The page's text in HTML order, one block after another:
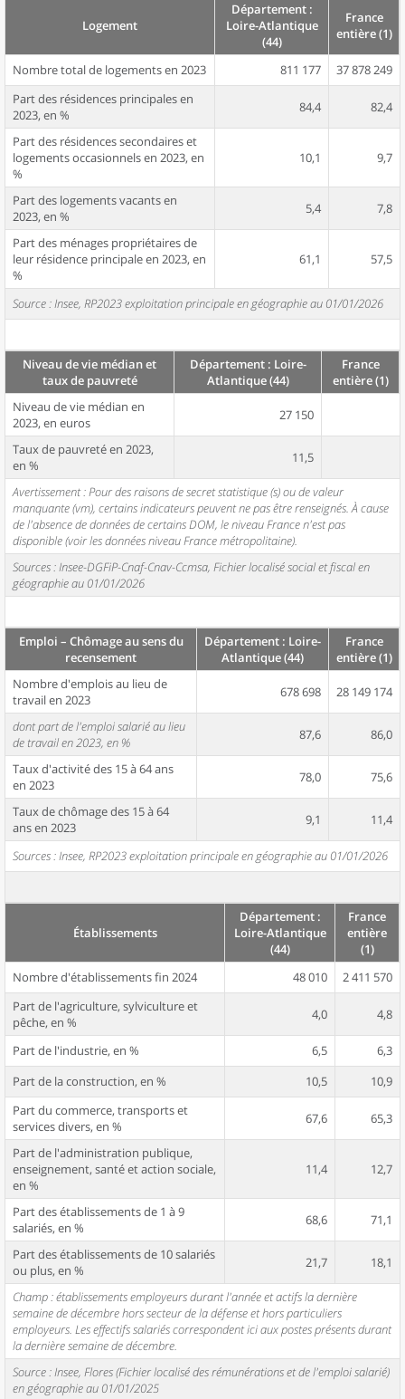
Logement
Département :
Loire-Atlantique
(44)
France
entière (1)
Nombre total de logements en 2023 811 177
37 878 249
Part des résidences principales en
2023, en %
84,4 82,4
Part des résidences secondaires et
logements occasionnels en 2023, en
%
10,1 9,7
Part des logements vacants en
2023, en %
5,4 7,8
Part des ménages propriétaires de
leur résidence principale en 2023, en
%
61,1 57,5
Source : Insee, RP2023 exploitation principale en géographie au 01/01/2026
Niveau de vie médian et
taux de pauvreté
Département : Loire-
Atlantique (44)
France
entière (1)
Niveau de vie médian en
2023, en euros
27 150
Taux de pauvreté en 2023,
en %
11,5
Avertissement : Pour des raisons de secret statistique (s) ou de valeur
manquante (vm), certains indicateurs peuvent ne pas être renseignés. À cause
de l'absence de données de certains DOM, le niveau France n'est pas
disponible (voir les données niveau France métropolitaine).
Sources : Insee-DGFiP-Cnaf-Cnav-Ccmsa, Fichier localisé social et fiscal en
géographie au 01/01/2026
Emploi – Chômage au sens du
recensement
Département : Loire-
Atlantique (44)
France
entière (1)
Nombre d'emplois au lieu de
travail en 2023
678 698 28 149 174
dont part de l'emploi salarié au lieu
de travail en 2023, en %
87,6 86,0
Taux d'activité des 15 à 64 ans
en 2023
78,0 75,6
Taux de chômage des 15 à 64
ans en 2023
9,1 11,4
Sources : Insee, RP2023 exploitation principale en géographie au 01/01/2026
Établissements
Département :
Loire-Atlantique
(44)
France
entière
(1)
Nombre d'établissements fin 2024
48 010
2 411 570
Part de l'agriculture, sylviculture et
pêche, en %
4,0 4,8
Part de l'industrie, en % 6,5
6,3
Part de la construction, en %
10,5
10,9
Part du commerce, transports et
services divers, en %
67,6 65,3
Part de l'administration publique,
enseignement, santé et action sociale,
en %
11,4 12,7
Part des établissements de 1 à 9
salariés, en %
68,6 71,1
Part des établissements de 10 salariés
ou plus, en %
21,7 18,1
Champ : établissements employeurs durant l'année et actifs la dernière
semaine de décembre hors secteur de la défense et hors particuliers
employeurs. Les effectifs salariés correspondent ici aux postes présents durant
la dernière semaine de décembre.
Source : Insee, Flores (Fichier localisé des rémunérations et de l'emploi salarié)
en géographie au 01/01/2025